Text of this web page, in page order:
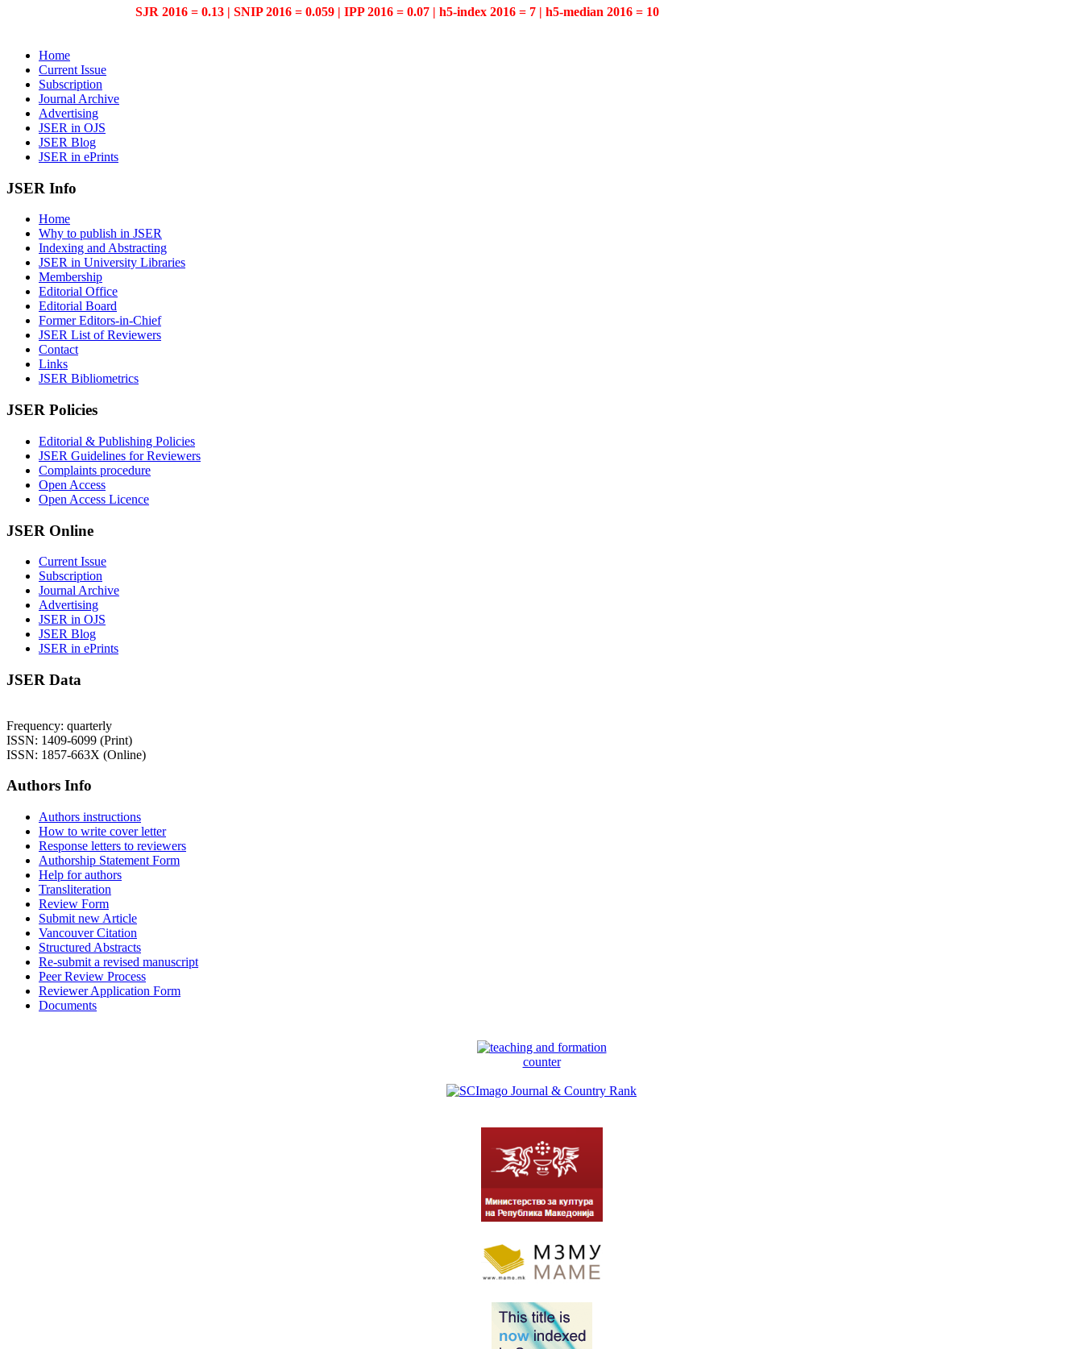
SJR 2016 = 0.13 | SNIP 2016 = 0.059 | IPP 2016 = 0.07 | h5-index 2016 = 7 | h5-median 2016 = 10
Home
Current Issue
Subscription
Journal Archive
Advertising
JSER in OJS
JSER Blog
JSER in ePrints
JSER Info
Home
Why to publish in JSER
Indexing and Abstracting
JSER in University Libraries
Membership
Editorial Office
Editorial Board
Former Editors-in-Chief
JSER List of Reviewers
Contact
Links
JSER Bibliometrics
JSER Policies
Editorial & Publishing Policies
JSER Guidelines for Reviewers
Complaints procedure
Open Access
Open Access Licence
JSER Online
Current Issue
Subscription
Journal Archive
Advertising
JSER in OJS
JSER Blog
JSER in ePrints
JSER Data
Frequency: quarterly
ISSN: 1409-6099 (Print)
ISSN: 1857-663X (Online)
Authors Info
Authors instructions
How to write cover letter
Response letters to reviewers
Authorship Statement Form
Help for authors
Transliteration
Review Form
Submit new Article
Vancouver Citation
Structured Abstracts
Re-submit a revised manuscript
Peer Review Process
Reviewer Application Form
Documents
counter